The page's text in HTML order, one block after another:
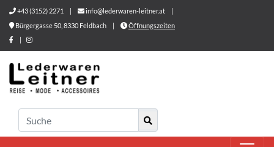
+43 (3152) 2271 | info@lederwaren-leitner.at
|
Bürgergasse 50, 8330 Feldbach
|
Öffnungszeiten
|